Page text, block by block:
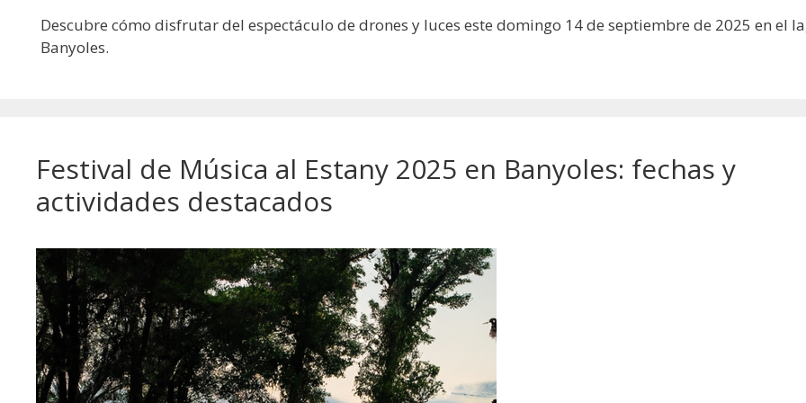
Descubre cómo disfrutar del espectáculo de drones y luces este domingo 14 de septiembre de 2025 en el
Banyoles.
Festival de Música al Estany 2025 en Banyoles: fechas y
actividades destacados